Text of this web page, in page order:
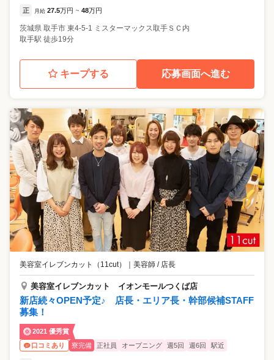
正 月給 27.5万円 ~ 48万円
茨城県 取手市 東4-5-1 ミスターマックス取手ＳＣ内
取手駅 徒歩19分
キープする 応募画面へ進む
美容室イレブンカット（11cut） 美容師 / 店長
美容室イレブンカット イオンモールつくば店
新店続々OPEN予定♪ 店長・エリア長・幹部候補STAFF
募集！
2021 優秀賞
口コミあり
寮完備 正社員 オープニング 週5回 週6回 駅近